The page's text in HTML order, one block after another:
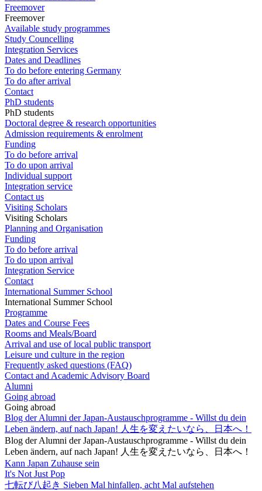
Freemover
Freemover
Available study programmes
Study Councelling
Integration Services
Dates and Deadlines
To do before entering Germany
To do after arrival
Contact
PhD students
PhD students
Doctoral degree & research opportunities
Admission requirements & enrolment
Funding
To do before arrival
To do upon arrival
Individual support
Integration service
Contact us
Visiting Scholars
Visiting Scholars
Planning and Organisation
Funding
To do before arrival
To do upon arrival
Integration Service
Contact
International Summer School
International Summer School
Programme
Dates and Course Fees
Rooms and Meals/Board
Arrival and use of local public transport
Leisure und culture in the region
Frequently asked questions (FAQ)
Contact and Academic Advisory Board
Alumni
Going abroad
Going abroad
Blog der Alumni der Japan-Austauschprogramme - Willst du dein
Leben ändern, auf nach Japan! 人生を変えたいなら、日本へ！
Blog der Alumni der Japan-Austauschprogramme - Willst du dein
Leben ändern, auf nach Japan! 人生を変えたいなら、日本へ！
Kann Japan Zuhause sein
It's Not Just Pop
七転び八起き Sieben Mal hinfallen, acht Mal aufstehen